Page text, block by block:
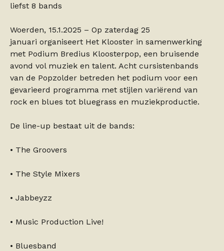
liefst 8 bands
Woerden, 15.1.2025 – Op zaterdag 25
januari organiseert Het Klooster in samenwerking
met Podium Bredius Kloosterpop, een bruisende
avond vol muziek en talent. Acht cursistenbands
van de Popzolder betreden het podium voor een
gevarieerd programma met stijlen variërend van
rock en blues tot bluegrass en muziekproductie.
De line-up bestaat uit de bands:
• The Groovers
• The Style Mixers
• Jabbeyzz
• Music Production Live!
• Bluesband